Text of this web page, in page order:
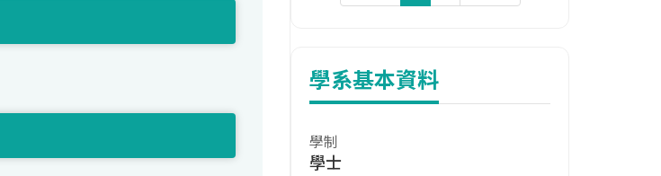
學系基本資料
學制
學士